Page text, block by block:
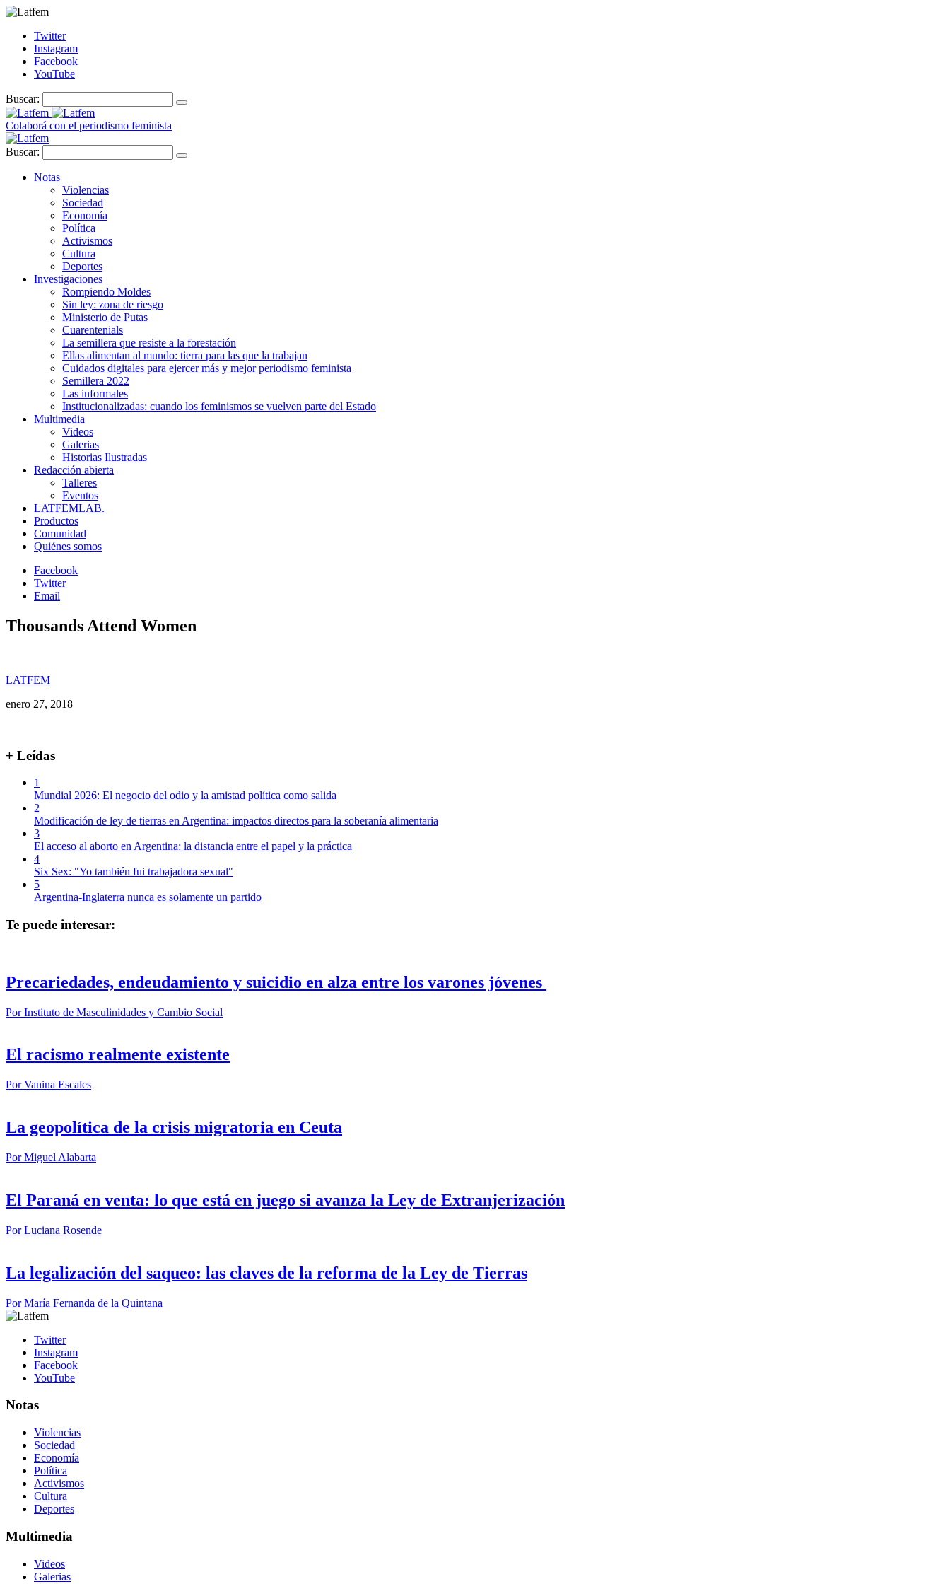
Twitter
Instagram
Facebook
YouTube
Buscar:
Colaborá con el periodismo feminista
Buscar:
Notas
Violencias
Sociedad
Economía
Política
Activismos
Cultura
Deportes
Investigaciones
Rompiendo Moldes
Sin ley: zona de riesgo
Ministerio de Putas
Cuarentenials
La semillera que resiste a la forestación
Ellas alimentan al mundo: tierra para las que la trabajan
Cuidados digitales para ejercer más y mejor periodismo feminista
Semillera 2022
Las informales
Institucionalizadas: cuando los feminismos se vuelven parte del Estado
Multimedia
Videos
Galerias
Historias Ilustradas
Redacción abierta
Talleres
Eventos
LATFEMLAB.
Productos
Comunidad
Quiénes somos
Facebook
Twitter
Email
Thousands Attend Women
LATFEM
enero 27, 2018
+ Leídas
1
Mundial 2026: El negocio del odio y la amistad política como salida
2
Modificación de ley de tierras en Argentina: impactos directos para la soberanía alimentaria
3
El acceso al aborto en Argentina: la distancia entre el papel y la práctica
4
Six Sex: "Yo también fui trabajadora sexual"
5
Argentina-Inglaterra nunca es solamente un partido
Te puede interesar:
Precariedades, endeudamiento y suicidio en alza entre los varones jóvenes
PorInstituto de Masculinidades y Cambio Social
El racismo realmente existente
PorVanina Escales
La geopolítica de la crisis migratoria en Ceuta
PorMiguel Alabarta
El Paraná en venta: lo que está en juego si avanza la Ley de Extranjerización
PorLuciana Rosende
La legalización del saqueo: las claves de la reforma de la Ley de Tierras
PorMaría Fernanda de la Quintana
Twitter
Instagram
Facebook
YouTube
Notas
Violencias
Sociedad
Economía
Política
Activismos
Cultura
Deportes
Multimedia
Videos
Galerias